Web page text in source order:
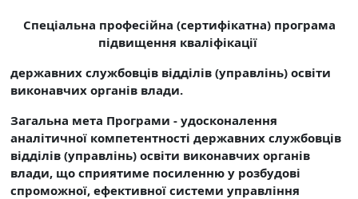
Спеціальна професійна (сертифікатна) програма
підвищення кваліфікації
державних службовців відділів (управлінь) освіти
виконавчих органів влади.
Загальна мета Програми - удосконалення
аналітичної компетентності державних службовців
відділів (управлінь) освіти виконавчих органів
влади, що сприятиме посиленню у розбудові
спроможної, ефективної системи управління